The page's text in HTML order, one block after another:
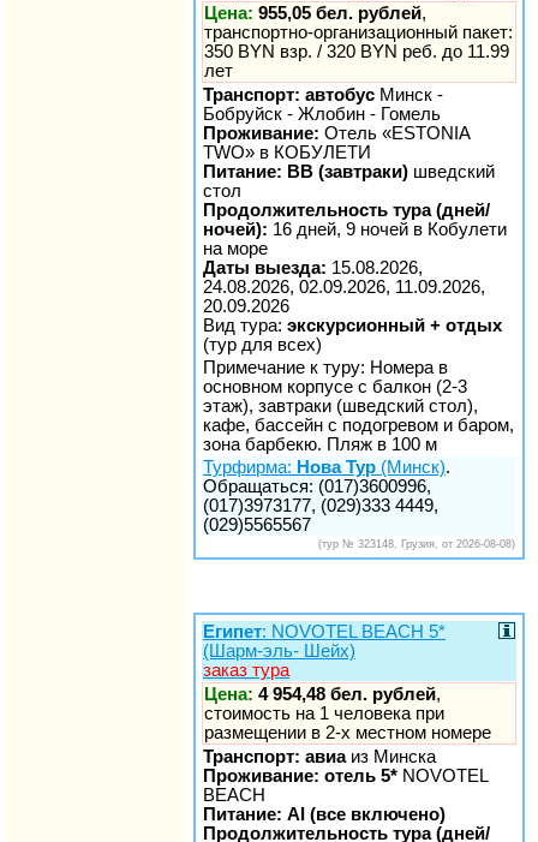
Цена: 955,05 бел. рублей,
транспортно-организационный пакет:
350 BYN взр. / 320 BYN реб. до 11.99
лет
Транспорт: автобус Минск -
Бобруйск - Жлобин - Гомель
Проживание: Отель «ESTONIA
TWO» в КОБУЛЕТИ
Питание: BB (завтраки) шведский
стол
Продолжительность тура (дней/
ночей): 16 дней, 9 ночей в Кобулети
на море
Даты выезда: 15.08.2026,
24.08.2026, 02.09.2026, 11.09.2026,
20.09.2026
Вид тура: экскурсионный + отдых
(тур для всех)
Примечание к туру: Номера в
основном корпусе с балкон (2-3
этаж), завтраки (шведский стол),
кафе, бассейн с подогревом и баром,
зона барбекю. Пляж в 100 м
Турфирма: Нова Тур (Минск).
Обращаться: (017)3600996,
(017)3973177, (029)333 4449,
(029)5565567
(тур № 323148, Грузия, от 2026-08-08)
Египет: NOVOTEL BEACH 5*
(Шарм-эль- Шейх)
заказ тура
Цена: 4 954,48 бел. рублей,
стоимость на 1 человека при
размещении в 2-х местном номере
Транспорт: авиаиз Минска
Проживание: отель 5* NOVOTEL
BEACH
Питание: AI (все включено)
Продолжительность тура (дней/